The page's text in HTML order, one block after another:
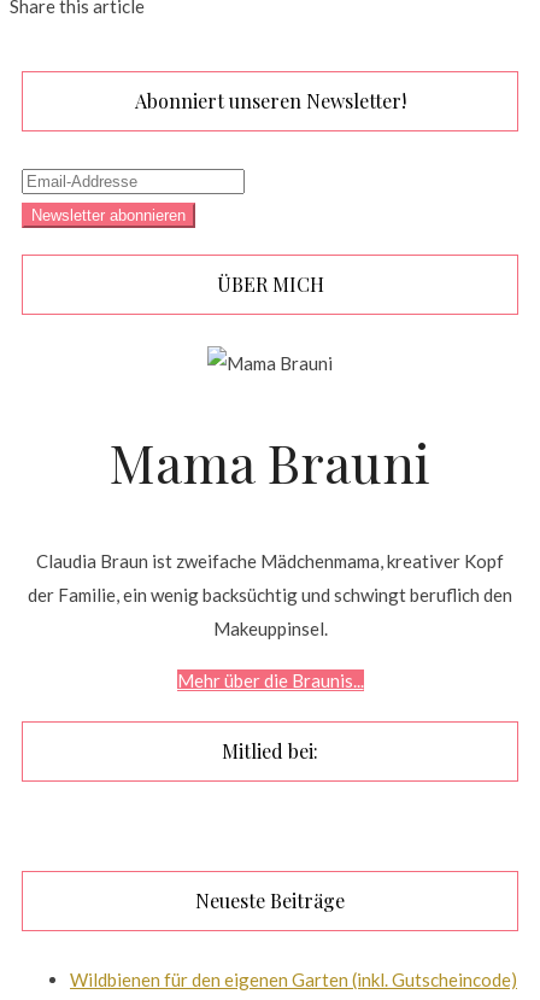
Share this article
Abonniert unseren Newsletter!
ÜBER MICH
Mama Brauni
Claudia Braun ist zweifache Mädchenmama, kreativer Kopf
der Familie, ein wenig backsüchtig und schwingt beruflich den
Makeuppinsel.
Mehr über die Braunis...
Mitlied bei:
Neueste Beiträge
Wildbienen für den eigenen Garten (inkl. Gutscheincode)